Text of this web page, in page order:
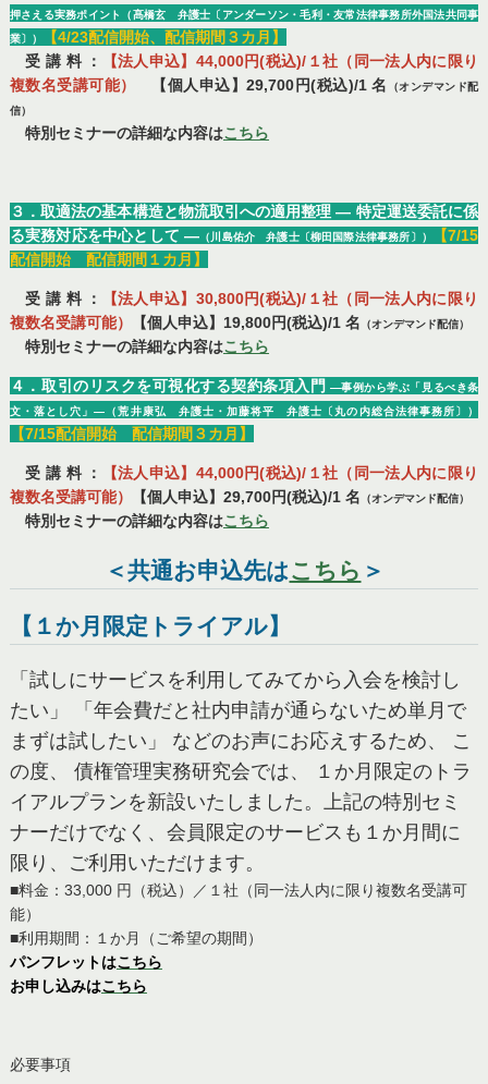
押さえる実務ポイント（髙橋玄 弁護士〔アンダーソン・毛利・友常法律事務所外国法共同事
業〕）
【4/23配信開始、配信期間３カ月】
受 講 料 ：
【法人申込】44,000円(税込)/１社（同一法人内に限り
複数名受講可能）
【個人申込】29,700円(税込)/1 名
（オンデマンド配
信）
特別セミナーの詳細な内容はこちら
３．取適法の基本構造と物流取引への適用整理 ― 特定運送委託に係
る実務対応を中心として ― （川島佑介 弁護士〔柳田国際法律事務所〕）
【7/15
配信開始 配信期間１カ月】
受 講 料 ：
【法人申込】30,800円(税込)/１社（同一法人内に限り
複数名受講可能）
【個人申込】19,800円(税込)/1 名 （オンデマンド配信）
特別セミナーの詳細な内容はこちら
４．取引のリスクを可視化する契約条項入門 ―事例から学ぶ「見るべき条
文・落とし穴」―（荒井康弘 弁護士・加藤将平 弁護士〔丸の内総合法律事務所〕）
【7/15配信開始 配信期間３カ月】
受 講 料 ：
【法人申込】44,000円(税込)/１社（同一法人内に限り
複数名受講可能）
【個人申込】29,700円(税込)/1 名 （オンデマンド配信）
特別セミナーの詳細な内容はこちら
＜共通お申込先はこちら ＞
【１か月限定トライアル】
「試しにサービスを利用してみてから入会を検討し
たい」 「年会費だと社内申請が通らないため単月で
まずは試したい」 などのお声にお応えするため、 こ
の度、 債権管理実務研究会では、 １か月限定のトラ
イアルプランを新設いたしました。上記の特別セミ
ナーだけでなく、会員限定のサービスも１か月間に
限り、ご利用いただけます。
■料金：33,000 円（税込）／１社（同一法人内に限り複数名受講可
能）
■利用期間：１か月（ご希望の期間）
パンフレットはこちら
お申し込みはこちら
必要事項